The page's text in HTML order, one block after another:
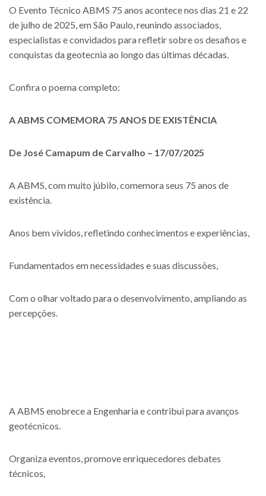
O Evento Técnico ABMS 75 anos acontece nos dias 21 e 22
de julho de 2025, em São Paulo, reunindo associados,
especialistas e convidados para refletir sobre os desafios e
conquistas da geotecnia ao longo das últimas décadas.
Confira o poema completo:
A ABMS COMEMORA 75 ANOS DE EXISTÊNCIA
De José Camapum de Carvalho – 17/07/2025
A ABMS, com muito júbilo, comemora seus 75 anos de
existência.
Anos bem vividos, refletindo conhecimentos e experiências,
Fundamentados em necessidades e suas discussões,
Com o olhar voltado para o desenvolvimento, ampliando as
percepções.
A ABMS enobrece a Engenharia e contribui para avanços
geotécnicos.
Organiza eventos, promove enriquecedores debates
técnicos,